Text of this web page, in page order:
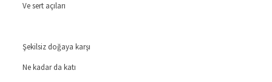
Ve sert açıları
Şekilsiz doğaya karşı
Ne kadar da katı